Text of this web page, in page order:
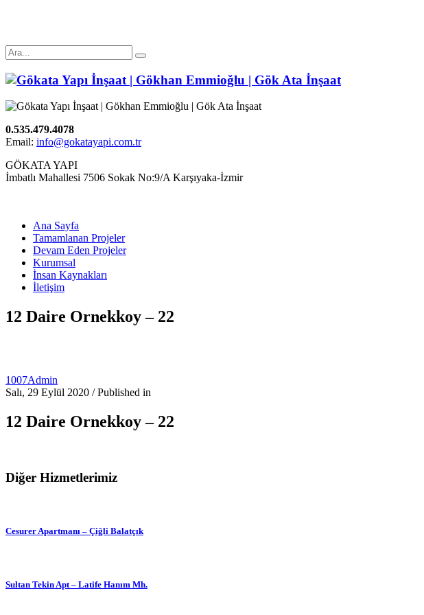
0.535.479.4078
Email: info@gokatayapi.com.tr
GÖKATA YAPI
İmbatlı Mahallesi 7506 Sokak No:9/A Karşıyaka-İzmir
Ana Sayfa
Tamamlanan Projeler
Devam Eden Projeler
Kurumsal
İnsan Kaynakları
İletişim
12 Daire Ornekkoy – 22
1007Admin
Salı, 29 Eylül 2020 /Published in
12 Daire Ornekkoy – 22
Diğer Hizmetlerimiz
Cesurer Apartmanı – Çiğli Balatçık
Sultan Tekin Apt – Latife Hanım Mh.